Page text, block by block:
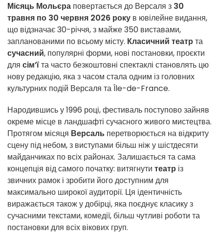
Місяць Мольєра повертається до Версаля з 30
травня по 30 червня 2026 року в ювілейне видання,
що відзначає 30-річчя, з майже 350 виставами,
запланованими по всьому місту. Класичний театр та
сучасний, популярні форми, нові постановки, проєкти
для сім’їта часто безкоштовні спектаклі становлять цю
нову редакцію, яка з часом стала одним із головних
культурних подій Версаля та Île-de-France.
Народившись у 1996 році, фестиваль поступово зайняв
окреме місце в ландшафті сучасного живого мистецтва.
Протягом місяця Версаль перетворюється на відкриту
сцену під небом, з виступами більш ніж у шістдесяти
майданчиках по всіх районах. Залишається та сама
концепція від самого початку: витягнути театр із
звичних рамок і зробити його доступним для
максимально широкої аудиторії. Ця ідентичність
виражається також у добірці, яка поєднує класику з
сучасними текстами, комедії, більш чутливі роботи та
постановки для всіх вікових груп.